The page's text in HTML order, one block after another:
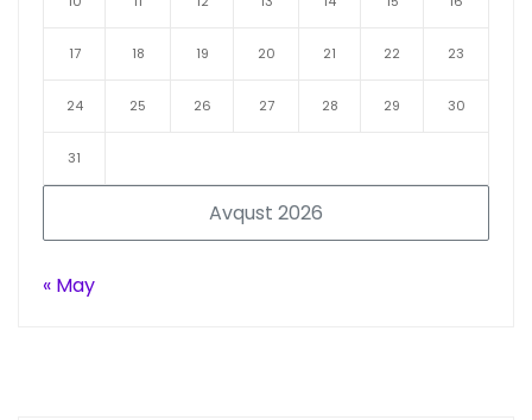
Avqust 2026
17 18 19 20 21 22 23
24 25 26 27 28 29 30
31
« May